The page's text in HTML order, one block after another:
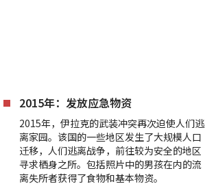
2015年：发放应急物资
2015年，伊拉克的武装冲突再次迫使人们逃
离家园。该国的一些地区发生了大规模人口
迁移，人们逃离战争，前往较为安全的地区
寻求栖身之所。包括照片中的男孩在内的流
离失所者获得了食物和基本物资。